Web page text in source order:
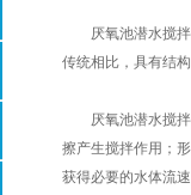
厌氧池潜水搅拌
传统相比，具有结
厌氧池潜水搅拌
擦产生搅拌作用；
获得必要的水体流